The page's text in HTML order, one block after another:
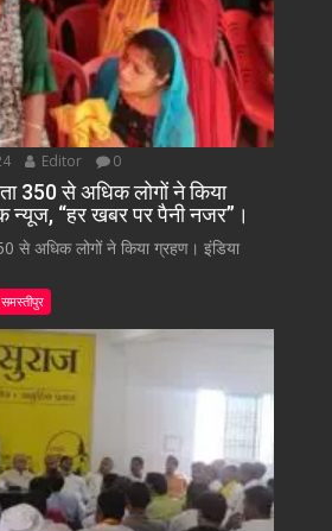
Editor 0
350 से अधिक लोगों ने किया
न्यूज, “हर खबर पर पैनी नजर”।
से अधिक लोगों ने किया ग्रहण। इंडिया
समस्तीपुर